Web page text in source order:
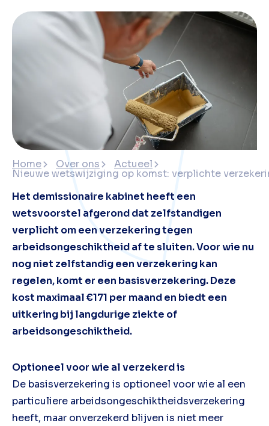
Home Over ons Actueel
Nieuwe wetswijziging op komst: verplichte
Het demissionaire kabinet heeft een
wetsvoorstel afgerond dat zelfstandigen
verplicht om een verzekering tegen
arbeidsongeschiktheid af te sluiten. Voor wie nu
nog niet zelfstandig een verzekering kan
regelen, komt er een basisverzekering. Deze
kost maximaal €171 per maand en biedt een
uitkering bij langdurige ziekte of
arbeidsongeschiktheid.
Optioneel voor wie al verzekerd is
De basisverzekering is optioneel voor wie al een
particuliere arbeidsongeschiktheidsverzekering
heeft, maar onverzekerd blijven is niet meer